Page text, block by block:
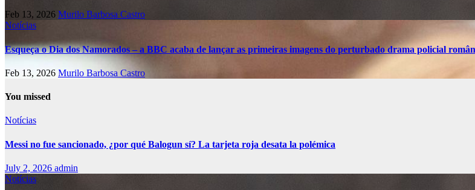
Feb 13, 2026 Murilo Barbosa Castro
Notícias
Esqueça o Dia dos Namorados – a BBC acaba de lançar as primeiras imagens do perturbado drama policial
Feb 13, 2026 Murilo Barbosa Castro
You missed
Notícias
Messi no fue sancionado, ¿por qué Balogun sí? La tarjeta roja desata la polémica
July 2, 2026 admin
Notícias